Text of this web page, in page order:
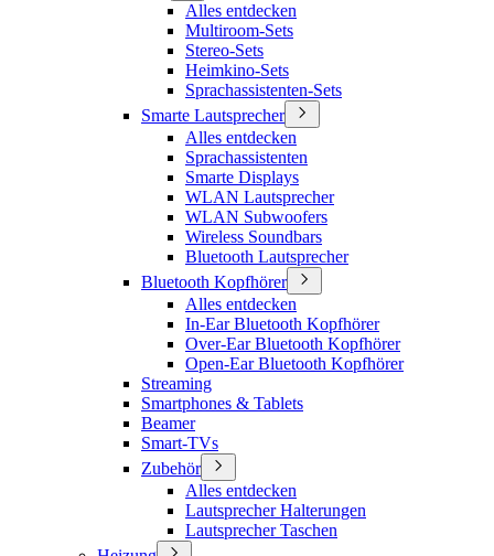
Alles entdecken
Multiroom-Sets
Stereo-Sets
Heimkino-Sets
Sprachassistenten-Sets
Smarte Lautsprecher
Alles entdecken
Sprachassistenten
Smarte Displays
WLAN Lautsprecher
WLAN Subwoofers
Wireless Soundbars
Bluetooth Lautsprecher
Bluetooth Kopfhörer
Alles entdecken
In-Ear Bluetooth Kopfhörer
Over-Ear Bluetooth Kopfhörer
Open-Ear Bluetooth Kopfhörer
Streaming
Smartphones & Tablets
Beamer
Smart-TVs
Zubehör
Alles entdecken
Lautsprecher Halterungen
Lautsprecher Taschen